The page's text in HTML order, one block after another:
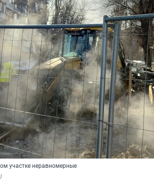
участке неравномерные